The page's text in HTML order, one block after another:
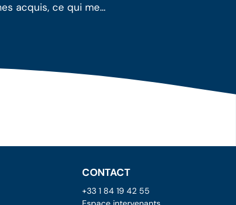
acquis, ce qui me
CONTACT
+33 1 84 19 42 55